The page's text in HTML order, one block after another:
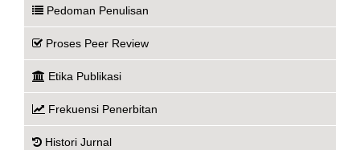
Pedoman Penulisan
Proses Peer Review
Etika Publikasi
Frekuensi Penerbitan
Histori Jurnal